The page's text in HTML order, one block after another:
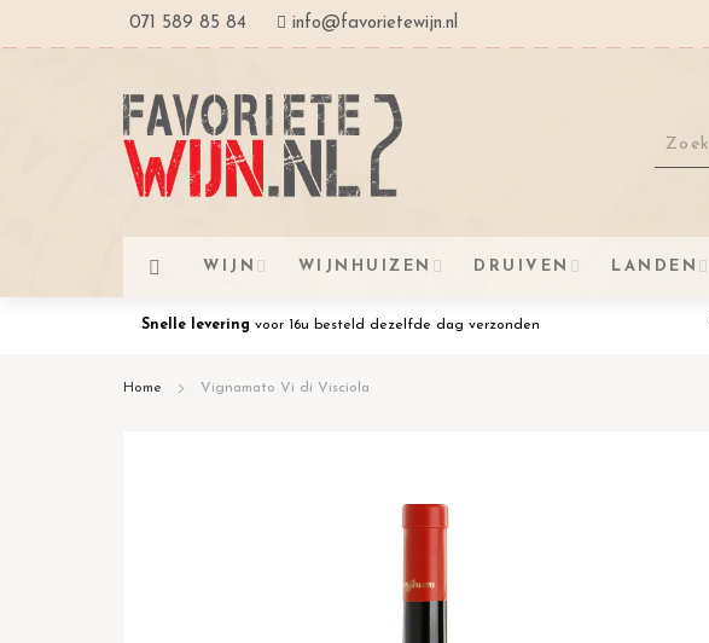
Ga
de
inhoud
071 589 85 84 info@favorietewijn.nl
WIJN WIJNHUIZEN DRUIVEN LANDEN
Snelle levering voor 16u besteld dezelfde dag verzonden
Home Vignamato Vi di Visciola